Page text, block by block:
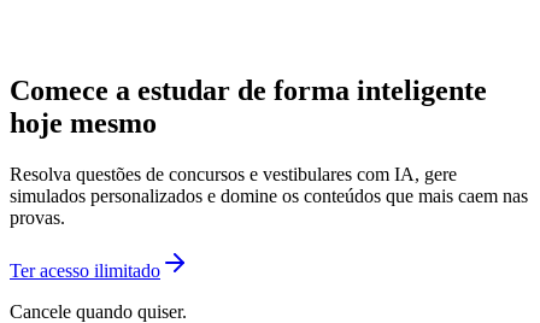
Comece a estudar de forma inteligente
hoje mesmo
Resolva questões de concursos e vestibulares com IA, gere
simulados personalizados e domine os conteúdos que mais caem nas
provas.
Ter acesso ilimitado
Cancele quando quiser.